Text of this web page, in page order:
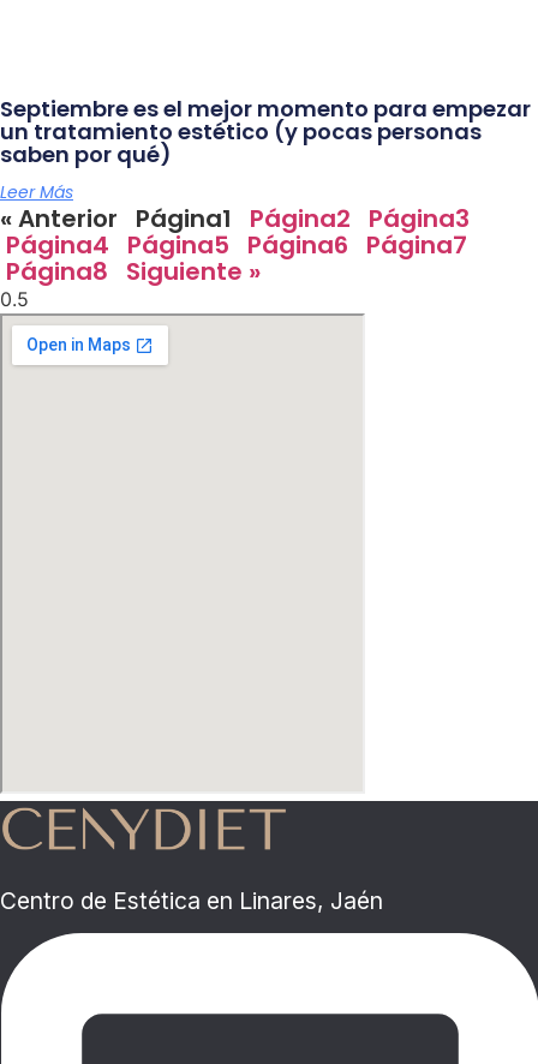
Septiembre es el mejor momento para empezar
un tratamiento estético (y pocas personas
saben por qué)
Leer Más
« Anterior Página1 Página2 Página3
Página4 Página5 Página6 Página7
Página8 Siguiente »
Centro de Estética en Linares, Jaén